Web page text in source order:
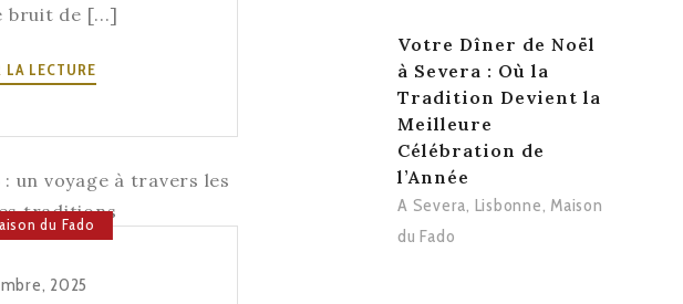
bruit de [...]
LECTURELA
MAGIQUE
L’ANNÉE:
du Fado
2025
Votre Dîner de Noël
à Severa : Où la
Tradition Devient la
Meilleure
Célébration de
l’Année
A Severa, Lisbonne, Maison
du Fado